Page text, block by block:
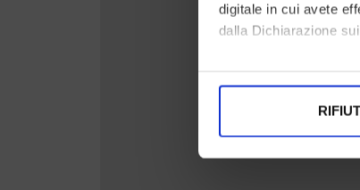
digitale in cui avete
dalla Dichiarazione
Con il tuo consenso,
Identificare il
digitali).